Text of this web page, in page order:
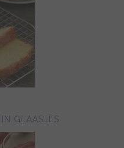
GLAASJES